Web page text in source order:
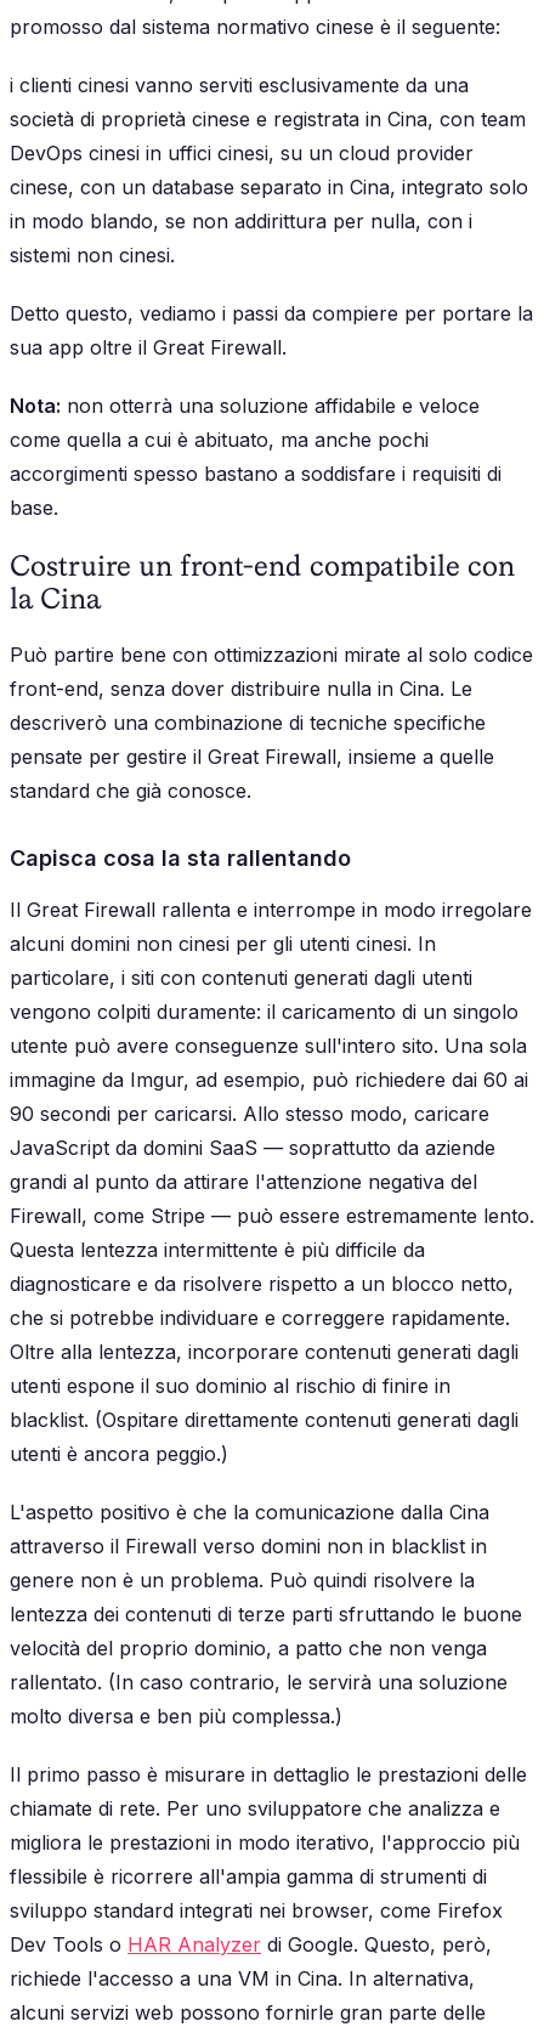
promosso dal sistema normativo cinese è il seguente:
i clienti cinesi vanno serviti esclusivamente da una
società di proprietà cinese e registrata in Cina, con team
DevOps cinesi in uffici cinesi, su un cloud provider
cinese, con un database separato in Cina, integrato solo
in modo blando, se non addirittura per nulla, con i
sistemi non cinesi.
Detto questo, vediamo i passi da compiere per portare la
sua app oltre il Great Firewall.
Nota: non otterrà una soluzione affidabile e veloce
come quella a cui è abituato, ma anche pochi
accorgimenti spesso bastano a soddisfare i requisiti di
base.
Costruire un front-end compatibile con
la Cina
Può partire bene con ottimizzazioni mirate al solo codice
front-end, senza dover distribuire nulla in Cina. Le
descriverò una combinazione di tecniche specifiche
pensate per gestire il Great Firewall, insieme a quelle
standard che già conosce.
Capisca cosa la sta rallentando
Il Great Firewall rallenta e interrompe in modo irregolare
alcuni domini non cinesi per gli utenti cinesi. In
particolare, i siti con contenuti generati dagli utenti
vengono colpiti duramente: il caricamento di un singolo
utente può avere conseguenze sull'intero sito. Una sola
immagine da Imgur, ad esempio, può richiedere dai 60 ai
90 secondi per caricarsi. Allo stesso modo, caricare
JavaScript da domini SaaS — soprattutto da aziende
grandi al punto da attirare l'attenzione negativa del
Firewall, come Stripe — può essere estremamente lento.
Questa lentezza intermittente è più difficile da
diagnosticare e da risolvere rispetto a un blocco netto,
che si potrebbe individuare e correggere rapidamente.
Oltre alla lentezza, incorporare contenuti generati dagli
utenti espone il suo dominio al rischio di finire in
blacklist. (Ospitare direttamente contenuti generati dagli
utenti è ancora peggio.)
L'aspetto positivo è che la comunicazione dalla Cina
attraverso il Firewall verso domini non in blacklist in
genere non è un problema. Può quindi risolvere la
lentezza dei contenuti di terze parti sfruttando le buone
velocità del proprio dominio, a patto che non venga
rallentato. (In caso contrario, le servirà una soluzione
molto diversa e ben più complessa.)
Il primo passo è misurare in dettaglio le prestazioni delle
chiamate di rete. Per uno sviluppatore che analizza e
migliora le prestazioni in modo iterativo, l'approccio più
flessibile è ricorrere all'ampia gamma di strumenti di
sviluppo standard integrati nei browser, come Firefox
Dev Tools o HAR Analyzer di Google. Questo, però,
richiede l'accesso a una VM in Cina. In alternativa,
alcuni servizi web possono fornirle gran parte delle